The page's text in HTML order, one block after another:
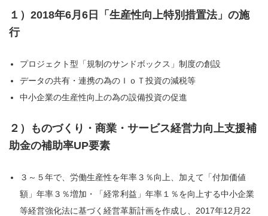
１）2018年6月6日「生産性向上特別措置法」の施
行
プロジェクト型「規制のサンドボックス」制度の創設
データの共有・連携の為のＩｏＴ投資の減税等
中小企業の生産性向上の為の設備投資の促進
２）ものづくり・商業・サービス経営力向上支援補
助金の補助率UP要素
３～５年で、労働生産性を年率３％向上、加えて「付加価値
額」年率３％増加・「経常利益」年率１％を向上する中小企業
等経営強化法に基づく経営革新計画を作成し、2017年12月22